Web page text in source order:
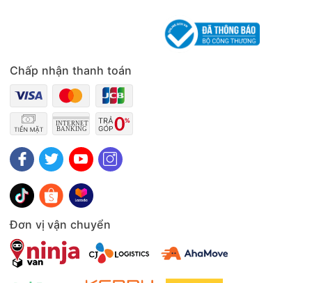
Chấp nhận thanh toán
Đơn vị vận chuyển